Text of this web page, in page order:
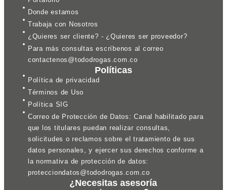
Donde estamos
Trabaja con Nosotros
¿Quieres ser cliente? - ¿Quieres ser proveedor?
Para más consultas escríbenos al correo
contactenos@tododrogas.com.co
Políticas
Política de privacidad
Términos de Uso
Política SIG
Correo de Protección de Datos: Canal habilitado para
que los titulares puedan realizar consultas,
solicitudes o reclamos sobre el tratamiento de sus
datos personales, y ejercer sus derechos conforme a
la normativa de protección de datos:
protecciondatos@tododrogas.com.co
¿Necesitas asesoría